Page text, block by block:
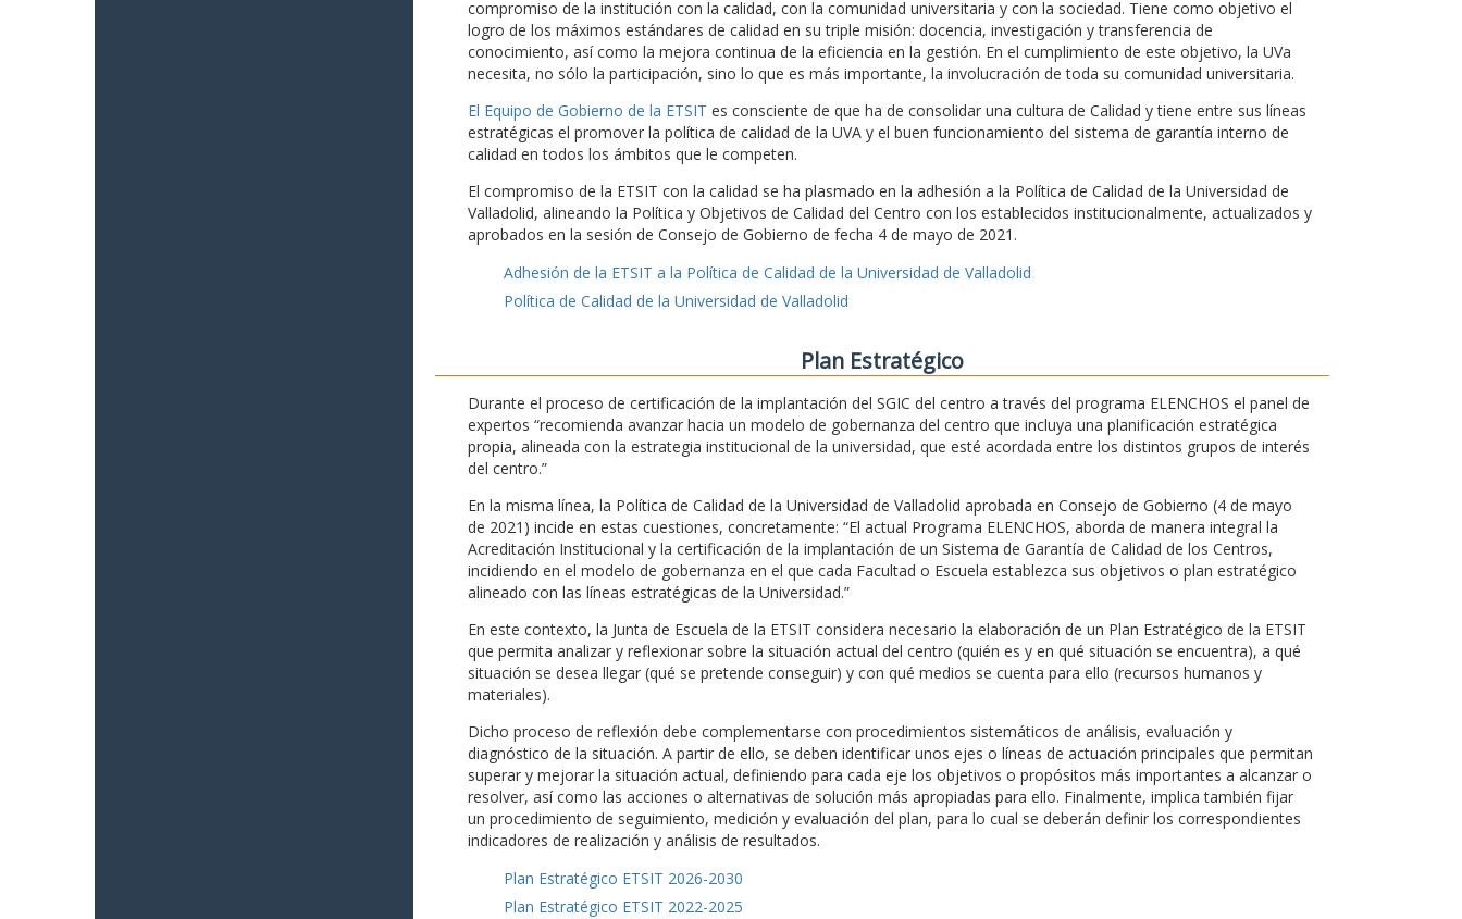
compromiso de la institución con la calidad, con la comunidad universitaria y con la sociedad. Tiene como objetivo el
logro de los máximos estándares de calidad en su triple misión: docencia, investigación y transferencia de
conocimiento, así como la mejora continua de la eficiencia en la gestión. En el cumplimiento de este objetivo, la UVa
necesita, no sólo la participación, sino lo que es más importante, la involucración de toda su comunidad universitaria.
El Equipo de Gobierno de la ETSIT es consciente de que ha de consolidar una cultura de Calidad y tiene entre sus líneas
estratégicas el promover la política de calidad de la UVA y el buen funcionamiento del sistema de garantía interno de
calidad en todos los ámbitos que le competen.
El compromiso de la ETSIT con la calidad se ha plasmado en la adhesión a la Política de Calidad de la Universidad de
Valladolid, alineando la Política y Objetivos de Calidad del Centro con los establecidos institucionalmente, actualizados y
aprobados en la sesión de Consejo de Gobierno de fecha 4 de mayo de 2021.
Adhesión de la ETSIT a la Política de Calidad de la Universidad de Valladolid
Política de Calidad de la Universidad de Valladolid
Plan Estratégico
Durante el proceso de certificación de la implantación del SGIC del centro a través del programa ELENCHOS el panel de
expertos “recomienda avanzar hacia un modelo de gobernanza del centro que incluya una planificación estratégica
propia, alineada con la estrategia institucional de la universidad, que esté acordada entre los distintos grupos de interés
del centro.”
En la misma línea, la Política de Calidad de la Universidad de Valladolid aprobada en Consejo de Gobierno (4 de mayo
de 2021) incide en estas cuestiones, concretamente: “El actual Programa ELENCHOS, aborda de manera integral la
Acreditación Institucional y la certificación de la implantación de un Sistema de Garantía de Calidad de los Centros,
incidiendo en el modelo de gobernanza en el que cada Facultad o Escuela establezca sus objetivos o plan estratégico
alineado con las líneas estratégicas de la Universidad.”
En este contexto, la Junta de Escuela de la ETSIT considera necesario la elaboración de un Plan Estratégico de la ETSIT
que permita analizar y reflexionar sobre la situación actual del centro (quién es y en qué situación se encuentra), a qué
situación se desea llegar (qué se pretende conseguir) y con qué medios se cuenta para ello (recursos humanos y
materiales).
Dicho proceso de reflexión debe complementarse con procedimientos sistemáticos de análisis, evaluación y
diagnóstico de la situación. A partir de ello, se deben identificar unos ejes o líneas de actuación principales que permitan
superar y mejorar la situación actual, definiendo para cada eje los objetivos o propósitos más importantes a alcanzar o
resolver, así como las acciones o alternativas de solución más apropiadas para ello. Finalmente, implica también fijar
un procedimiento de seguimiento, medición y evaluación del plan, para lo cual se deberán definir los correspondientes
indicadores de realización y análisis de resultados.
Plan Estratégico ETSIT 2026-2030
Plan Estratégico ETSIT 2022-2025